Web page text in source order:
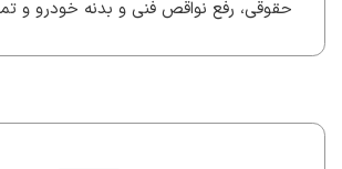
حقوقی، رفع نواقص فنی و بدنه خودرو و